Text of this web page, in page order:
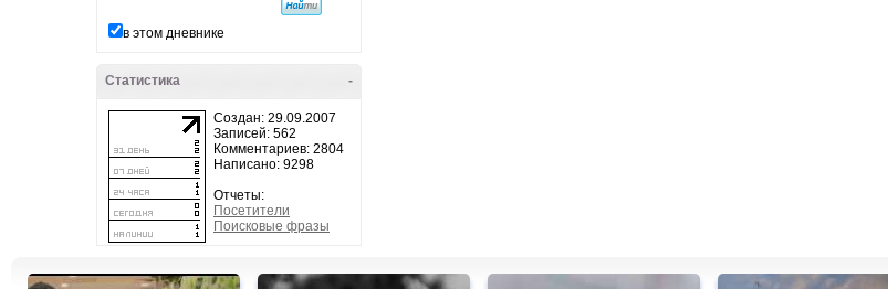
в этом дневнике
-
Статистика
Создан: 29.09.2007
Записей: 562
Комментариев: 2804
Написано: 9298
Отчеты:
Посетители
Поисковые фразы